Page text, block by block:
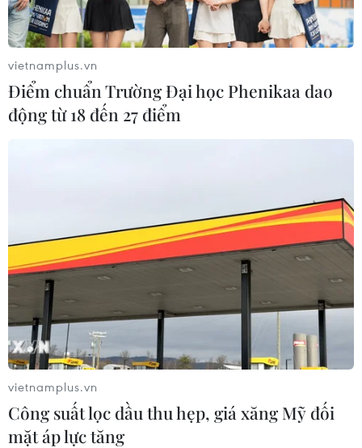
Ecuador cho hay ông Fernando Villavicencio đã bị ám
sát sau khi tổ chức cuộc míttinh vận động tranh cử ở
vietnamplus.vn
Điểm chuẩn Trường Đại học Phenikaa dao
động từ 18 đến 27 điểm
vietnamplus.vn
Công suất lọc dầu thu hẹp, giá xăng Mỹ đối
mặt áp lực tăng